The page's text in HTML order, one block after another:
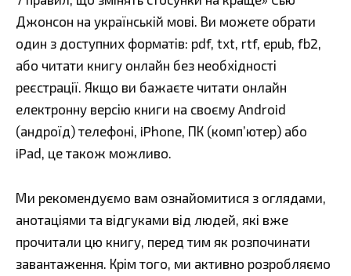
Джонсон на українській мові. Ви можете обрати
один з доступних форматів: pdf, txt, rtf, epub, fb2,
або читати книгу онлайн без необхідності
реєстрації. Якщо ви бажаєте читати онлайн
електронну версію книги на своєму Android
(андроїд) телефоні, iPhone, ПК (комп’ютер) або
iPad, це також можливо.
Ми рекомендуємо вам ознайомитися з оглядами,
анотаціями та відгуками від людей, які вже
прочитали цю книгу, перед тим як розпочинати
завантаження. Крім того, ми активно розробляємо